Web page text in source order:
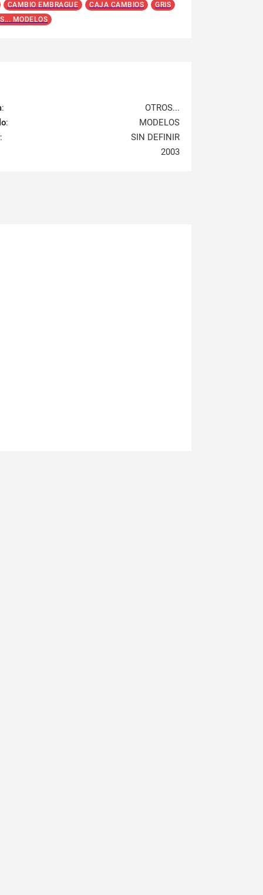
CAMBIO EMBRAGUE CAJA CAMBIOS
GRIS
MODELOS
:
OTROS...
:
MODELOS
:
SIN DEFINIR
2003